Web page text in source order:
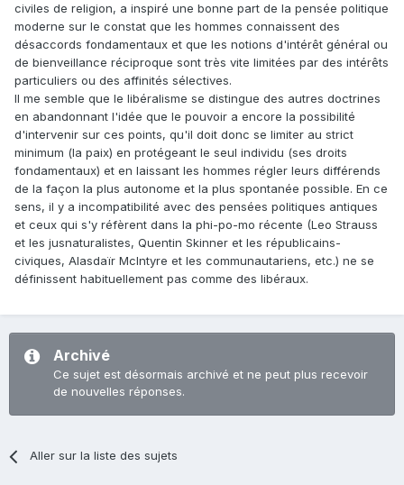
civiles de religion, a inspiré une bonne part de la pensée politique
moderne sur le constat que les hommes connaissent des
désaccords fondamentaux et que les notions d'intérêt général ou
de bienveillance réciproque sont très vite limitées par des intérêts
particuliers ou des affinités sélectives.
Il me semble que le libéralisme se distingue des autres doctrines
en abandonnant l'idée que le pouvoir a encore la possibilité
d'intervenir sur ces points, qu'il doit donc se limiter au strict
minimum (la paix) en protégeant le seul individu (ses droits
fondamentaux) et en laissant les hommes régler leurs différends
de la façon la plus autonome et la plus spontanée possible. En ce
sens, il y a incompatibilité avec des pensées politiques antiques
et ceux qui s'y réfèrent dans la phi-po-mo récente (Leo Strauss
et les jusnaturalistes, Quentin Skinner et les républicains-
civiques, Alasdaïr McIntyre et les communautariens, etc.) ne se
définissent habituellement pas comme des libéraux.
Archivé
Ce sujet est désormais archivé et ne peut plus recevoir
de nouvelles réponses.
Aller sur la liste des sujets